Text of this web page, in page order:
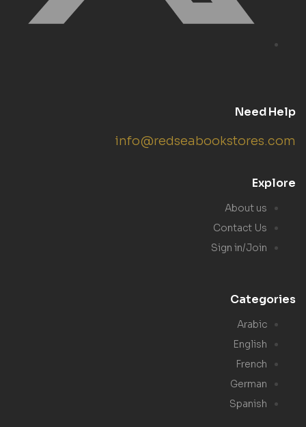
Need Help
info@redseabookstores.com
Explore
About us
Contact Us
Sign in/Join
Categories
Arabic
English
French
German
Spanish